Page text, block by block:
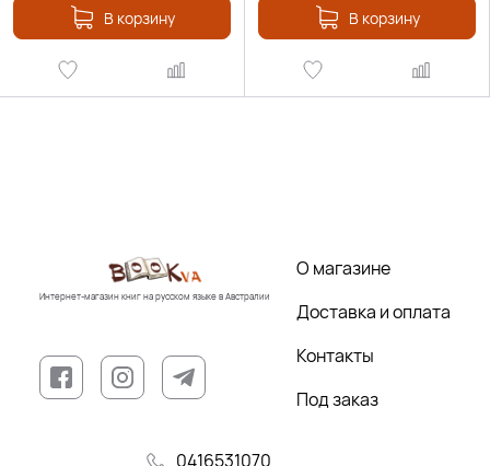
В корзину В корзину
Интернет-магазин книг на русском языке в Австралии
О магазине
Доставка и оплата
Контакты
Под заказ
0416531070